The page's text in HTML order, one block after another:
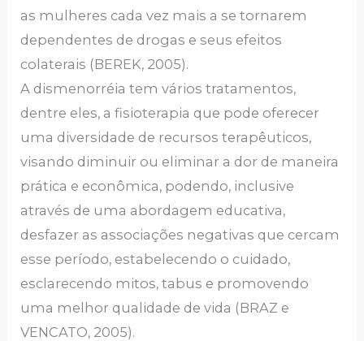
as mulheres cada vez mais a se tornarem
dependentes de drogas e seus efeitos
colaterais (BEREK, 2005).
A dismenorréia tem vários tratamentos,
dentre eles, a fisioterapia que pode oferecer
uma diversidade de recursos terapêuticos,
visando diminuir ou eliminar a dor de maneira
prática e econômica, podendo, inclusive
através de uma abordagem educativa,
desfazer as associações negativas que cercam
esse período, estabelecendo o cuidado,
esclarecendo mitos, tabus e promovendo
uma melhor qualidade de vida (BRAZ e
VENCATO, 2005).